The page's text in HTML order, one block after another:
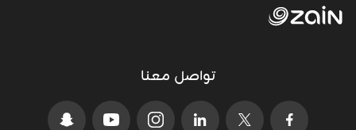
تواصل معنا